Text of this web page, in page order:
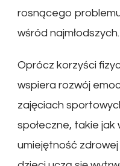
rosnącego
wśród najmłodszych.
Oprócz korzyści
wspiera rozwój
zajęciach
społeczne, takie jak
umiejętność